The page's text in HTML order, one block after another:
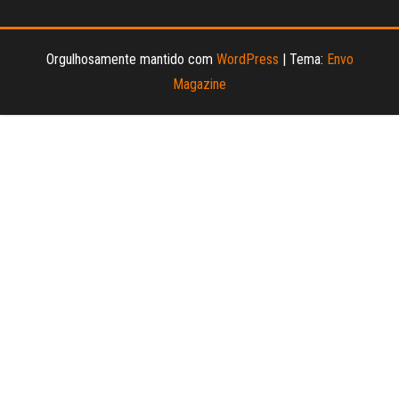
Orgulhosamente mantido com WordPress Tema: Envo
Magazine